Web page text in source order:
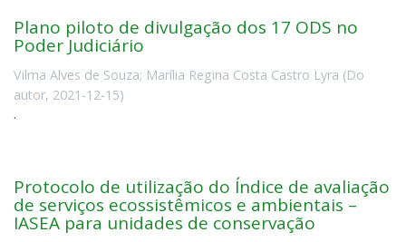
Plano piloto de divulgação dos 17 ODS no
Poder Judiciário
Vilma Alves de Souza; Marília Regina Costa Castro Lyra (Do
autor, 2021-12-15)
.
Protocolo de utilização do Índice de avaliação
de serviços ecossistêmicos e ambientais –
IASEA para unidades de conservação